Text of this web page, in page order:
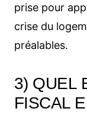
prise pour
crise du
préalables.
3) QUEL
FISCAL